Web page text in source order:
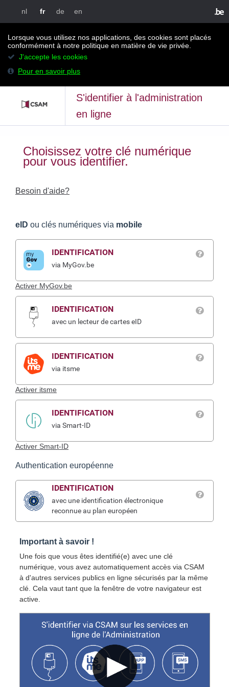
nl fr de en
Lorsque vous utilisez nos applications, des cookies sont placés
conformément à notre politique en matière de vie privée.
J'accepte les cookies
Pour en savoir plus
S'identifier à l'administration
en ligne
Choisissez votre clé numérique
pour vous identifier.
Besoin d'aide?
eID ou clés numériques via mobile
IDENTIFICATION
via MyGov.be
Activer MyGov.be
IDENTIFICATION
avec un lecteur de cartes eID
IDENTIFICATION
via itsme
Activer itsme
IDENTIFICATION
via Smart-ID
Activer Smart-ID
Authentication européenne
IDENTIFICATION
avec une identification électronique
reconnue au plan européen
Important à savoir !
Une fois que vous êtes identifié(e) avec une clé
numérique, vous avez automatiquement accès via CSAM
à d'autres services publics en ligne sécurisés par la même
clé. Cela vaut tant que la fenêtre de votre navigateur est
active.